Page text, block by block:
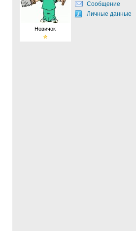
Новичок
Сообщение
Личные данные